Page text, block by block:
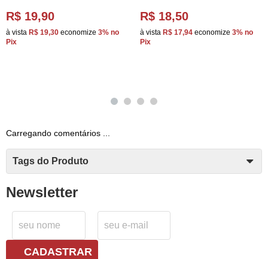
R$ 19,90
à vista R$ 19,30 economize 3% no
Pix
R$ 18,50
à vista R$ 17,94 economize 3% no
Pix
Carregando comentários ...
Tags do Produto
Newsletter
CADASTRAR